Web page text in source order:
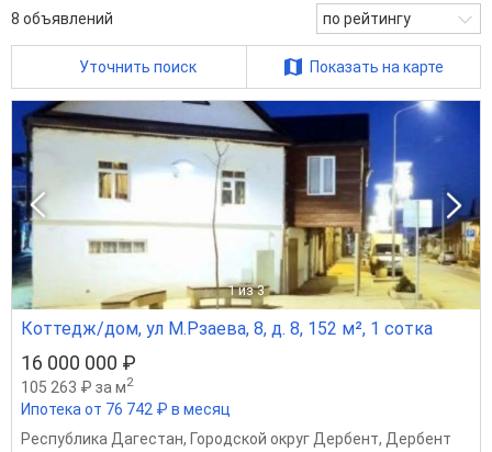
8 объявлений по рейтингу
Уточнить поиск Показать на карте
1 из 3
Коттедж/дом, ул М.Рзаева, 8, д. 8, 152 м², 1 сотка
16 000 000 ₽
105 263 ₽ за м2
Ипотека от 76 742 ₽ в месяц
Республика Дагестан, Городской округ Дербент, Дербент